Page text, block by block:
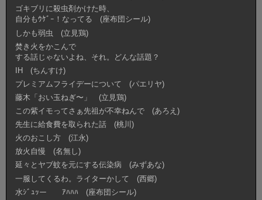
ゴキブリに殺虫剤かけた時、
自分もｳｹﾞｰ！なってる (座布団シール)
しかも弱虫 (立見鶏)
焚き火をかこんで
する話じゃないよね、それ。どんな話題？
IH (ちんすけ)
プレミアムフライデーについて (パエリヤ)
藤木「おい玉ねぎ〜」 (立見鶏)
この紫イモってさぁ先祖が不幸ねんで (あろえ)
先生に給食費を取られた話 (桃川)
火のおこし方 (江永)
放火自慢 (名無し)
延々とヤブ蚊を元にする伝染病 (みずあな)
一服してくるわ。ライターかして (西郷)
水ｼﾞｭｯー ｱﾊﾊﾊ (座布団シール)